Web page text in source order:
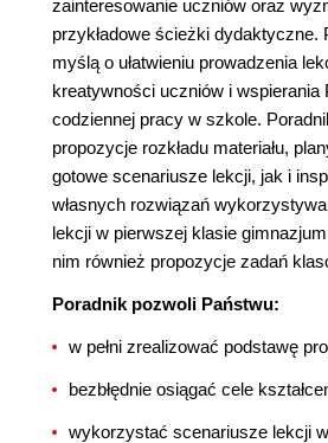
zainteresowanie uczniów oraz
przykładowe ścieżki dydaktyczne.
myślą o ułatwieniu prowadzenia
kreatywności uczniów i wspierania
codziennej pracy w szkole.
propozycje rozkładu materiału,
gotowe scenariusze lekcji, jak i
własnych rozwiązań
lekcji w pierwszej klasie
nim również propozycje zadań
Poradnik pozwoli Państwu:
w pełni zrealizować podstawę
bezbłędnie osiągać cele
wykorzystać scenariusze lekcji